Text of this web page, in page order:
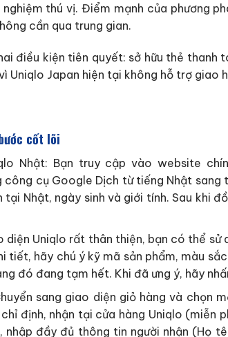
thú vị. Điểm mạnh của phương
cần qua trung gian.
điều kiện tiên quyết: sở hữu thẻ
Uniqlo Japan hiện tại không hỗ trợ giao
cốt lõi
Nhật: Bạn truy cập vào website
cụ Google Dịch từ tiếng Nhật
Nhật, ngày sinh và giới tính. Sau khi
diện Uniqlo rất thân thiện, bạn có thể
tiết, hãy chú ý kỹ mã sản phẩm, màu
đó đang tạm hết. Khi đã ưng ý, hãy
sang giao diện giỏ hàng và chọn
định, nhận tại cửa hàng Uniqlo (miễn
đầy đủ thông tin người nhận (Họ